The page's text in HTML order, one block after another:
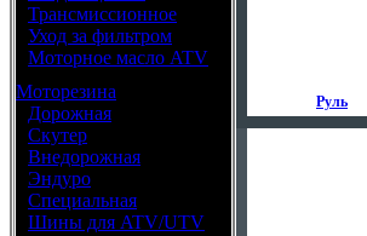
Трансмиссионное
Уход за фильтром
Моторное масло ATV
Моторезина
Дорожная
Скутер
Внедорожная
Эндуро
Специальная
Шины для ATV/UTV
Руль